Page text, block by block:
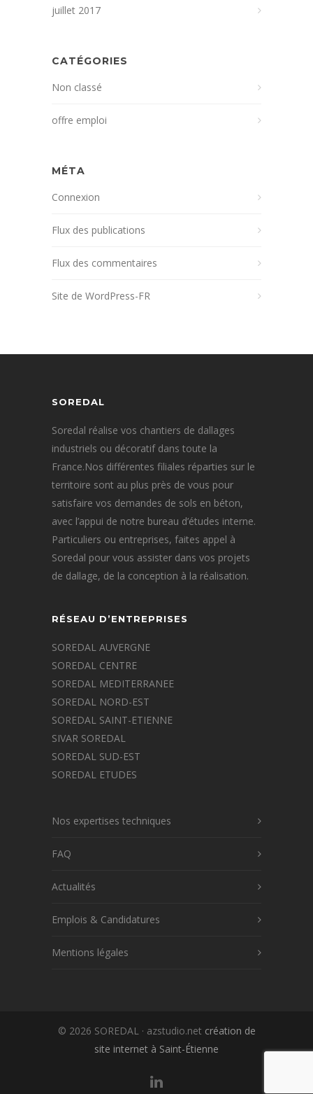
juillet 2017
CATÉGORIES
Non classé
offre emploi
MÉTA
Connexion
Flux des publications
Flux des commentaires
Site de WordPress-FR
SOREDAL
Soredal réalise vos chantiers de dallages
industriels ou décoratif dans toute la
France.Nos différentes filiales réparties sur le
territoire sont au plus près de vous pour
satisfaire vos demandes de sols en béton,
avec l’appui de notre bureau d’études interne.
Particuliers ou entreprises, faites appel à
Soredal pour vous assister dans vos projets
de dallage, de la conception à la réalisation.
RÉSEAU D’ENTREPRISES
SOREDAL AUVERGNE
SOREDAL CENTRE
SOREDAL MEDITERRANEE
SOREDAL NORD-EST
SOREDAL SAINT-ETIENNE
SIVAR SOREDAL
SOREDAL SUD-EST
SOREDAL ETUDES
Nos expertises techniques
FAQ
Actualités
Emplois & Candidatures
Mentions légales
© 2026 SOREDAL · azstudio.net création de
site internet à Saint-Étienne